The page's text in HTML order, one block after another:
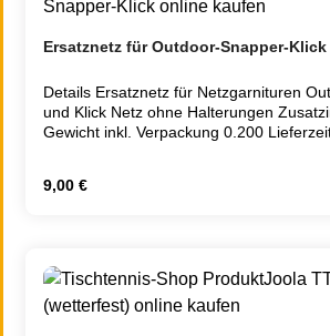
Ersatznetz für Outdoor-Snapper-Klick
Details Ersatznetz für Netzgarnituren Outdoor, Snapper
und Klick Netz ohne Halterungen Zusatzinformation
Regulärer Preis:
9,00 €